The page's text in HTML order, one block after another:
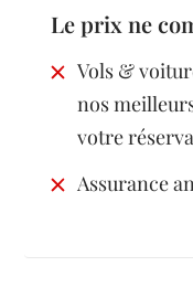
Le prix ne
Vols &
nos
votre
Assurance